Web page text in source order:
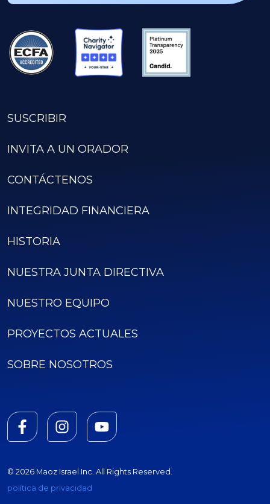
SUSCRIBIR
INVITA A UN ORADOR
CONTÁCTENOS
INTEGRIDAD FINANCIERA
HISTORIA
NUESTRA JUNTA DIRECTIVA
NUESTRO EQUIPO
PROYECTOS ACTUALES
SOBRE NOSOTROS
© 2026 Maoz Israel Inc. All Rights Reserved.
política de privacidad